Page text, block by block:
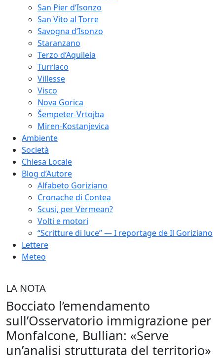
San Pier d‘Isonzo
San Vito al Torre
Savogna d‘Isonzo
Staranzano
Terzo d‘Aquileia
Turriaco
Villesse
Visco
Nova Gorica
Šempeter-Vrtojba
Miren-Kostanjevica
Ambiente
Società
Chiesa Locale
Blog d’Autore
Alfabeto Goriziano
Cronache di Contea
Scusi, per Vermean?
Volti e motori
“Scritture di luce” — I reportage de Il Goriziano
Lettere
Meteo
LA NOTA
Bocciato l’emendamento
sull’Osservatorio immigrazione per
Monfalcone, Bullian: «Serve
un’analisi strutturata del territorio»